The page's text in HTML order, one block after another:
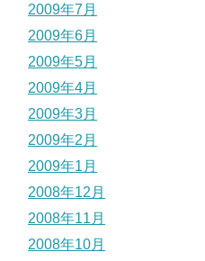
2009年7月
2009年6月
2009年5月
2009年4月
2009年3月
2009年2月
2009年1月
2008年12月
2008年11月
2008年10月